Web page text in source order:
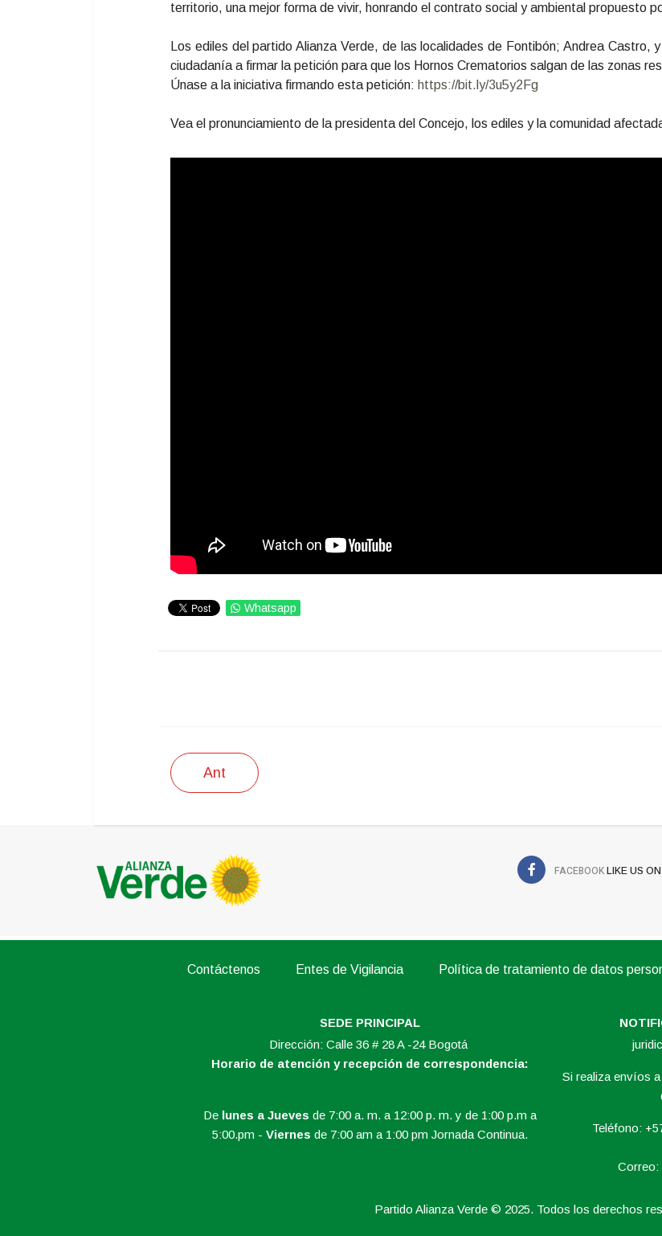
territorio, una mejor forma de vivir, honrando el contrato social y ambiental propuesto
Los ediles del partido Alianza Verde, de las localidades de Fontibón; Andrea Castro,
ciudadanía a firmar la petición para que los Hornos Crematorios salgan de las zonas
Únase a la iniciativa firmando esta petición: https://bit.ly/3u5y2Fg
Vea el pronunciamiento de la presidenta del Concejo, los ediles y la comunidad
Whatsapp
Ant
FACEBOOK LIKE US
Contáctenos Entes de Vigilancia Política de tratamiento de datos
SEDE PRINCIPAL
Dirección: Calle 36 # 28 A -24 Bogotá
Horario de atención y recepción de correspondencia:
De lunes a Jueves de 7:00 a. m. a 12:00 p. m. y de 1:00 p.m a
5:00.pm - Viernes de 7:00 am a 1:00 pm Jornada Continua.
Si realiza envíos
Teléfono:
Correo:
Partido Alianza Verde © 2025. Todos los derechos